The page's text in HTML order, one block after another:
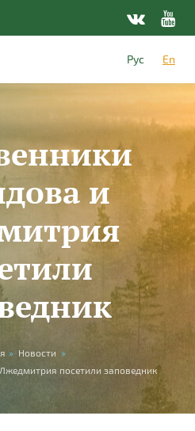
Рус
En
и
» Новости »
посетили заповедник